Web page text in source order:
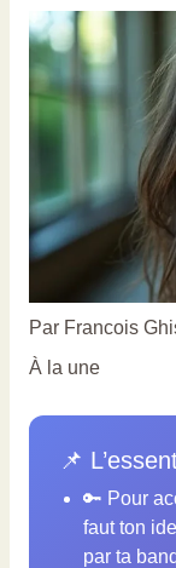
Par Francois
À la une
📌
🔑 Pour
faut ton
par ta